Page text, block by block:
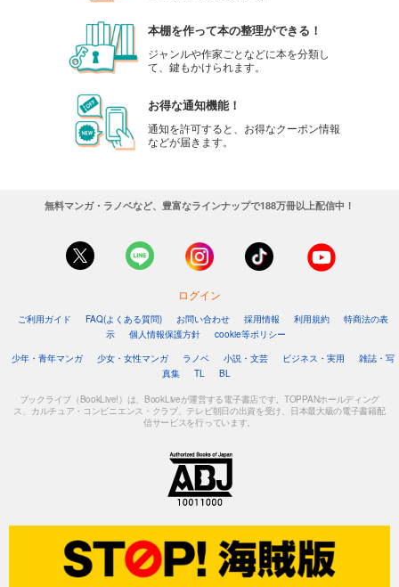
あらすじを表示する
509
あらすじを表示する
Comic ZERO-SUM (コミック ゼロサム) 2023年5月号[雑誌]
カート
試し読み
あらすじを表示する
試し読み
あらすじを表示する
本棚を作って本の整理ができる！
ジャンルや作家ごとなどに本を分類し
て、鍵もかけられます。
お得な通知機能！
通知を許可すると、お得なクーポン情報
などが届きます。
無料マンガ・ラノベなど、豊富なラインナップで188万冊以上配信中！
ログイン
ご利用ガイド FAQ(よくある質問) お問い合わせ 採用情報 利用規約
特商法の表
示
個人情報保護方針
cookie等ポリシー
少年・青年マンガ
少女・女性マンガ ラノベ 小説・文芸 ビジネス・実用
雑誌・写
真集
TL BL
ブックライブ（BookLive!）は、BookLiveが運営する電子書店です。TOPPANホールディング
ス、カルチュア・コンビニエンス・クラブ、テレビ朝日の出資を受け、日本最大級の電子書籍配
信サービスを行っています。